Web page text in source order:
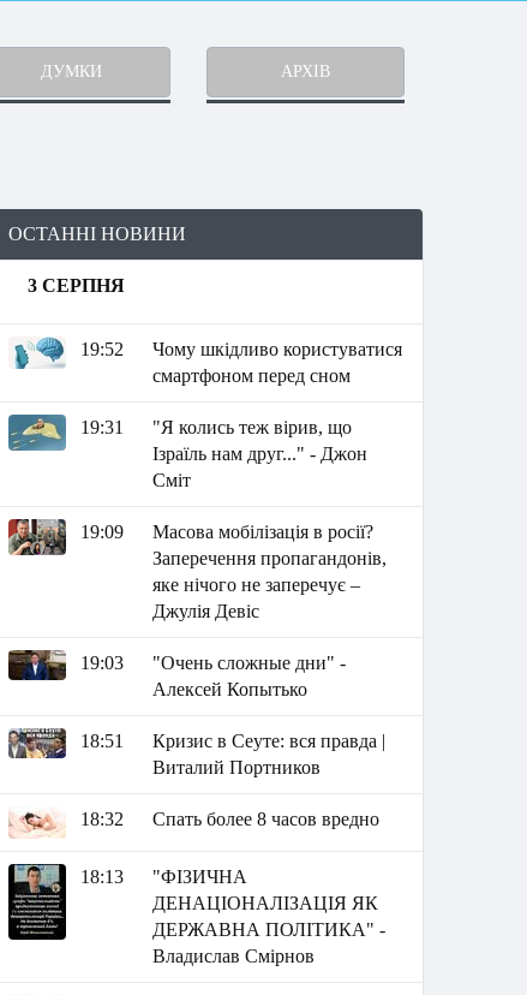
ДУМКИ АРХІВ
ОСТАННІ НОВИНИ
3 СЕРПНЯ
19:52
Чому шкідливо користуватися
смартфоном перед сном
19:31
"Я колись теж вірив, що
Ізраїль нам друг..." - Джон
Сміт
19:09
Масова мобілізація в росії?
Заперечення пропагандонів,
яке нічого не заперечує –
Джулія Девіс
19:03
"Очень сложные дни" -
Алексей Копытько
18:51
Кризис в Сеуте: вся правда |
Виталий Портников
18:32 Спать более 8 часов вредно
18:13
"ФІЗИЧНА
ДЕНАЦІОНАЛІЗАЦІЯ ЯК
ДЕРЖАВНА ПОЛІТИКА" -
Владислав Смірнов